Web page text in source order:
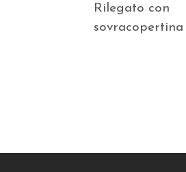
Rilegato con
sovracopertina